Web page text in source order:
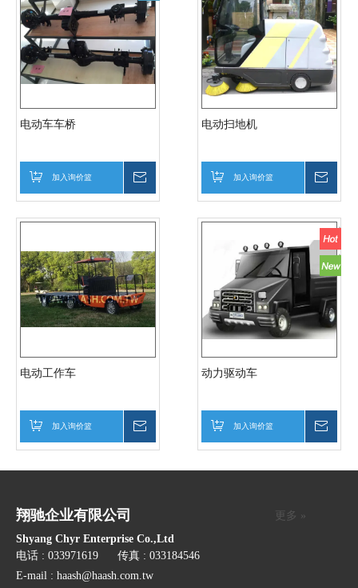
电动车车桥
加入询价篮
电动扫地机
加入询价篮
电动工作车
加入询价篮
动力驱动车
加入询价篮
翔驰企业有限公司
更多 »
Shyang Chyr Enterprise Co.,Ltd
电话 : 033971619 传真 : 033184546
E-mail : haash@haash.com.tw